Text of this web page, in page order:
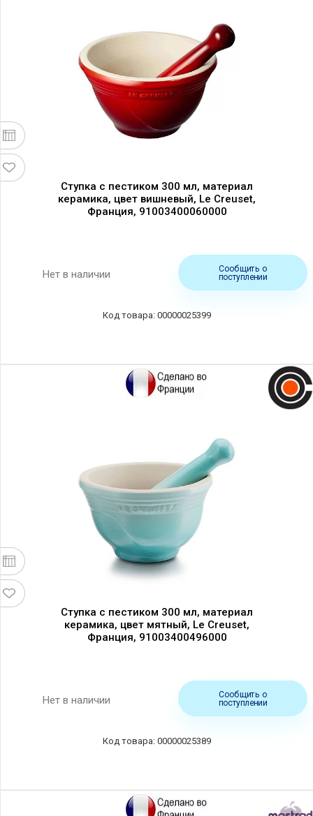
Ступка с пестиком 300 мл, материал
керамика, цвет вишневый, Le Creuset,
Франция, 91003400060000
Нет в наличии
Сообщить о
поступлении
00000025399
Ступка с пестиком 300 мл, материал
керамика, цвет мятный, Le Creuset,
Франция, 91003400496000
Нет в наличии
Сообщить о
поступлении
00000025389